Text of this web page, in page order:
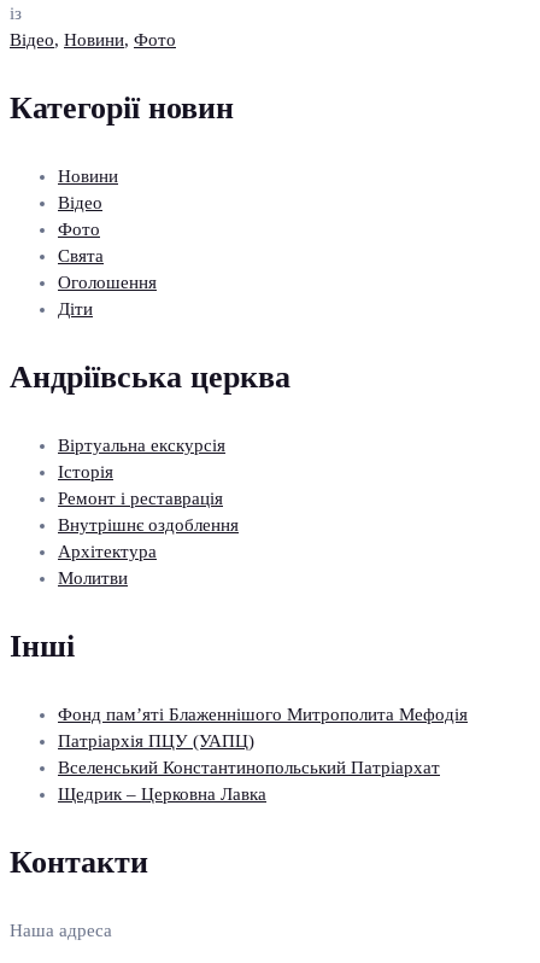
із
Відео, Новини, Фото
Категорії новин
Новини
Відео
Фото
Свята
Оголошення
Діти
Андріївська церква
Віртуальна екскурсія
Історія
Ремонт і реставрація
Внутрішнє оздоблення
Архітектура
Молитви
Інші
Фонд пам’яті Блаженнішого Митрополита Мефодія
Патріархія ПЦУ (УАПЦ)
Вселенський Константинопольський Патріархат
Щедрик – Церковна Лавка
Контакти
Наша адреса